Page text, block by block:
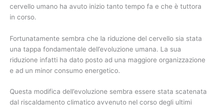
cervello umano ha avuto inizio tanto tempo fa e che è tuttora
in corso.
Fortunatamente sembra che la riduzione del cervello sia stata
una tappa fondamentale dell’evoluzione umana. La sua
riduzione infatti ha dato posto ad una maggiore organizzazione
e ad un minor consumo energetico.
Questa modifica dell’evoluzione sembra essere stata scatenata
dal riscaldamento climatico avvenuto nel corso degli ultimi